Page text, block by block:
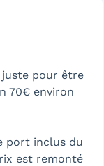
pour être
70€ environ
port inclus du
est remonté